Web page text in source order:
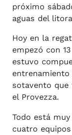
próximo
aguas del
Hoy en la
empezó con
estuvo
sotavento que
el Provezza.
Todo está
cuatro